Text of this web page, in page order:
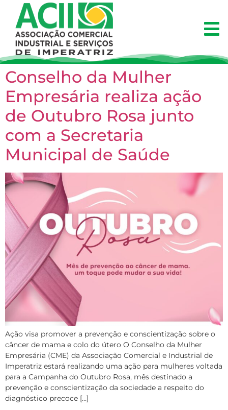
Conselho da Mulher
Empresária realiza ação
de Outubro Rosa junto
com a Secretaria
Municipal de Saúde
Ação visa promover a prevenção e conscientização sobre o
câncer de mama e colo do útero O Conselho da Mulher
Empresária (CME) da Associação Comercial e Industrial de
Imperatriz estará realizando uma ação para mulheres voltada
para a Campanha do Outubro Rosa, mês destinado a
prevenção e conscientização da sociedade a respeito do
diagnóstico precoce […]